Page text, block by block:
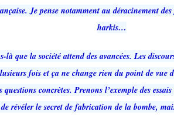
Je pense notamment au déracinement
harkis…
là que la société attend des avancées. Les
fois et ça ne change rien du point de vue
concrètes. Prenons l’exemple des
révéler le secret de fabrication de la bombe,